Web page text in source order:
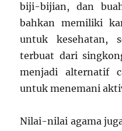
biji-bijian, dan
bahkan memiliki
untuk kesehatan,
terbuat dari
menjadi alternatif
untuk menemani
Nilai-nilai agama